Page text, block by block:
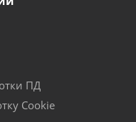
ПД
Cookie